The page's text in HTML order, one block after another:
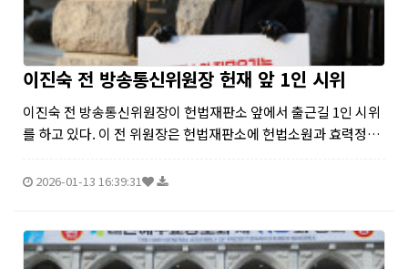
이진숙 전 방송통신위원장 헌재 앞 1인 시위
이진숙 전 방송통신위원장이 헌법재판소 앞에서 출근길 1인 시위
를 하고 있다. 이 전 위원장은 헌법재판소에 헌법소원과 효력정지
무소식이다. (사진=GMW연합)
2026-01-13 16:39:31